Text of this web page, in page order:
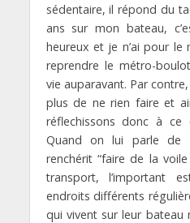
sédentaire, il répond du
ans sur mon bateau,
heureux et je n’ai pour
reprendre le métro-
vie auparavant. Par
plus de ne rien faire et
réflechissons donc à ce
Quand on lui parle de
renchérit “faire de la
transport, l’important
endroits différents
qui vivent sur leur bateau